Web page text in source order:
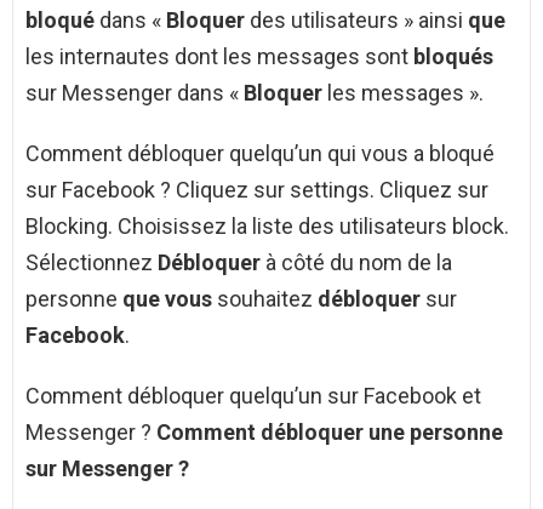
bloqué dans « Bloquer des utilisateurs » ainsi que
les internautes dont les messages sont bloqués
sur Messenger dans « Bloquer les messages ».
Comment débloquer quelqu’un qui vous a bloqué
sur Facebook ? Cliquez sur settings. Cliquez sur
Blocking. Choisissez la liste des utilisateurs block.
Sélectionnez Débloquer à côté du nom de la
personne que vous souhaitez débloquer sur
Facebook.
Comment débloquer quelqu’un sur Facebook et
Messenger ? Comment débloquer une personne
sur Messenger?